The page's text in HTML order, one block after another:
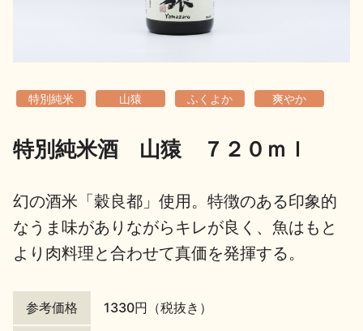
歳時記 地酒蔵元会検定
特別純米 山猿 ふくよか 爽やか
特別純米酒 山猿 ７２０ｍｌ
幻の酒米「穀良都」使用。特徴のある印象的
なうま味がありながらキレが良く、魚はもと
より肉料理と合わせて真価を発揮する。
参考価格 1330円（税抜き）